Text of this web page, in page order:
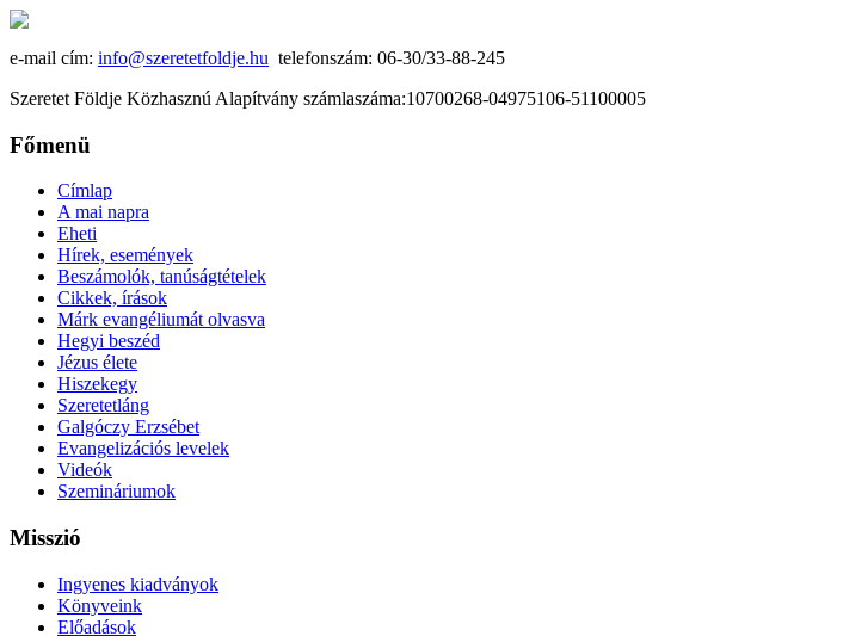
e-mail cím: info@szeretetfoldje.hu telefonszám: 06-30/33-88-245
Szeretet Földje Közhasznú Alapítvány számlaszáma:10700268-04975106-51100005
Főmenü
Címlap
A mai napra
Eheti
Hírek, események
Beszámolók, tanúságtételek
Cikkek, írások
Márk evangéliumát olvasva
Hegyi beszéd
Jézus élete
Hiszekegy
Szeretetláng
Galgóczy Erzsébet
Evangelizációs levelek
Videók
Szemináriumok
Misszió
Ingyenes kiadványok
Könyveink
Előadások